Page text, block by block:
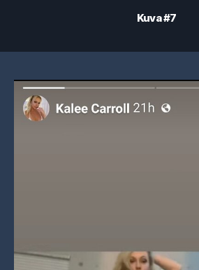
Kuva #7